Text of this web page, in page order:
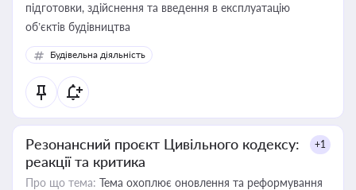
підготовки, здійснення та введення в експлуатацію
об’єктів будівництва
Будівельна діяльність
Резонансний проєкт Цивільного кодексу:
реакції та критика
+1
Про що тема: Тема охоплює оновлення та реформування